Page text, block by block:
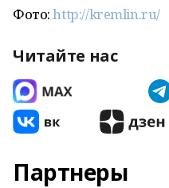
Фото:http://kremlin.ru/
Читайте нас
Партнеры